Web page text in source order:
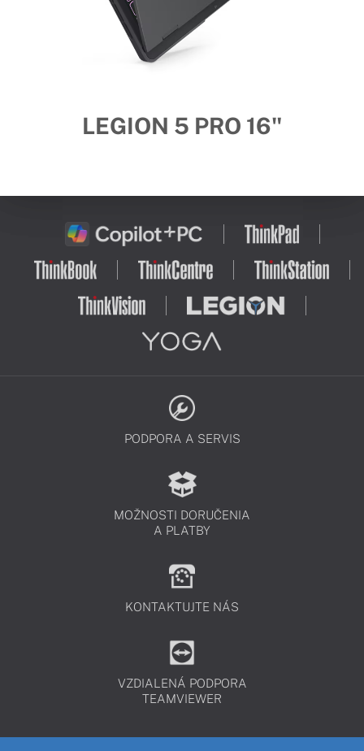
LEGION 5 PRO 16"
PODPORA A SERVIS
MOŽNOSTI DORUČENIA
A PLATBY
KONTAKTUJTE NÁS
VZDIALENÁ PODPORA
TEAMVIEWER